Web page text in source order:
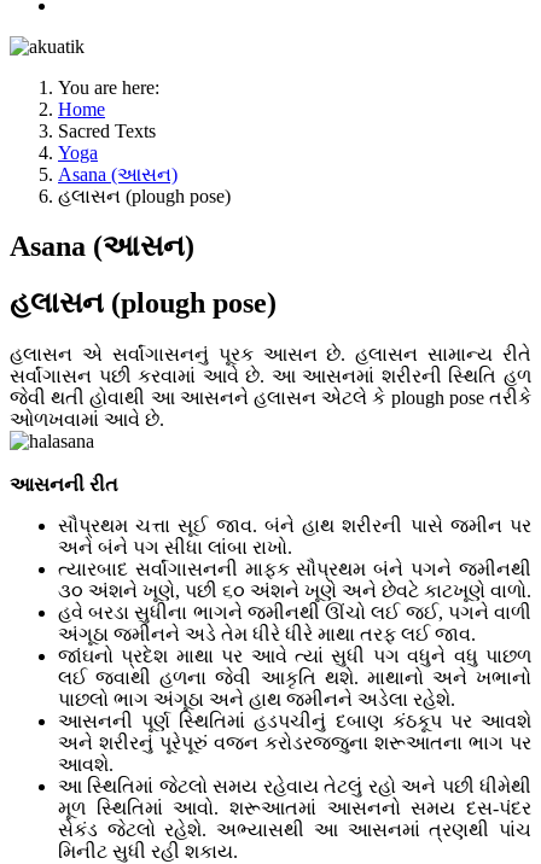
You are here:
Home
Sacred Texts
Yoga
Asana (આસન)
હલાસન (plough pose)
Asana (આસન)
હલાસન (plough pose)
હલાસન એ સર્વાંગાસનનું પૂરક આસન છે. હલાસન સામાન્ય રીતે
સર્વાંગાસન પછી કરવામાં આવે છે. આ આસનમાં શરીરની સ્થિતિ હળ
જેવી થતી હોવાથી આ આસનને હલાસન એટલે કે plough pose તરીકે
ઓળખવામાં આવે છે.
આસનની રીત
સૌપ્રથમ ચત્તા સૂઈ જાવ. બંને હાથ શરીરની પાસે જમીન પર
અને બંને પગ સીધા લાંબા રાખો.
ત્યારબાદ સર્વાંગાસનની માફક સૌપ્રથમ બંને પગને જમીનથી
૩૦ અંશને ખૂણે, પછી ૬૦ અંશને ખૂણે અને છેવટે કાટખૂણે વાળો.
હવે બરડા સુધીના ભાગને જમીનથી ઊંચો લઈ જઈ, પગને વાળી
અંગૂઠા જમીનને અડે તેમ ધીરે ધીરે માથા તરફ લઈ જાવ.
જાંઘનો પ્રદેશ માથા પર આવે ત્યાં સુધી પગ વધુને વધુ પાછળ
લઈ જવાથી હળના જેવી આકૃતિ થશે. માથાનો અને ખભાનો
પાછલો ભાગ અંગૂઠા અને હાથ જમીનને અડેલા રહેશે.
આસનની પૂર્ણ સ્થિતિમાં હડપચીનું દબાણ કંઠકૂપ પર આવશે
અને શરીરનું પૂરેપૂરું વજન કરોડરજ્જુના શરૂઆતના ભાગ પર
આવશે.
આ સ્થિતિમાં જેટલો સમય રહેવાય તેટલું રહો અને પછી ધીમેથી
મૂળ સ્થિતિમાં આવો. શરૂઆતમાં આસનનો સમય દસ-પંદર
સેકંડ જેટલો રહેશે. અભ્યાસથી આ આસનમાં ત્રણથી પાંચ
મિનીટ સુધી રહી શકાય.